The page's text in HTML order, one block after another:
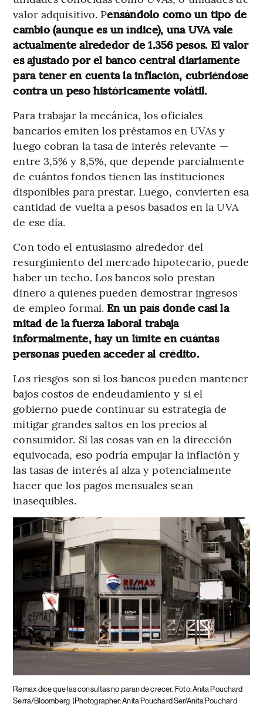
valor adquisitivo. Pensándolo como un tipo de
cambio (aunque es un índice), una UVA vale
actualmente alrededor de 1.356 pesos. El valor
es ajustado por el banco central diariamente
para tener en cuenta la inflación, cubriéndose
contra un peso históricamente volátil.
Para trabajar la mecánica, los oficiales
bancarios emiten los préstamos en UVAs y
luego cobran la tasa de interés relevante —
entre 3,5% y 8,5%, que depende parcialmente
de cuántos fondos tienen las instituciones
disponibles para prestar. Luego, convierten esa
cantidad de vuelta a pesos basados en la UVA
de ese día.
Con todo el entusiasmo alrededor del
resurgimiento del mercado hipotecario, puede
haber un techo. Los bancos solo prestan
dinero a quienes pueden demostrar ingresos
de empleo formal. En un país donde casi la
mitad de la fuerza laboral trabaja
informalmente, hay un límite en cuántas
personas pueden acceder al crédito.
Los riesgos son si los bancos pueden mantener
bajos costos de endeudamiento y si el
gobierno puede continuar su estrategia de
mitigar grandes saltos en los precios al
consumidor. Si las cosas van en la dirección
equivocada, eso podría empujar la inflación y
las tasas de interés al alza y potencialmente
hacer que los pagos mensuales sean
inasequibles.
Remax dice que las consultas no paran de crecer. Foto: Anita Pouchard
Serra/Bloomberg (Photographer: Anita Pouchard Ser/Anita Pouchard